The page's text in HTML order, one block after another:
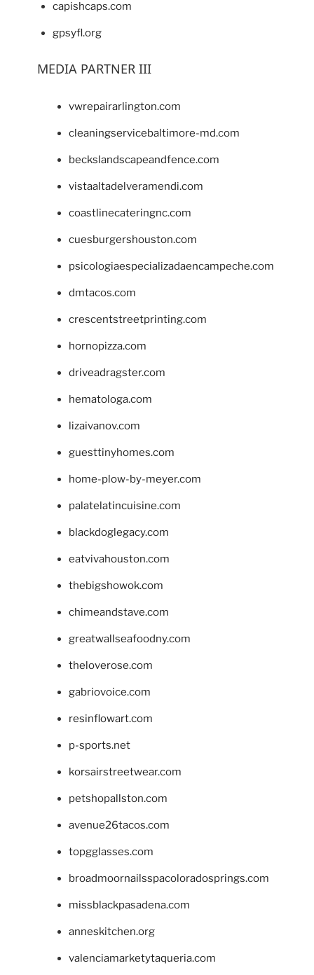
capishcaps.com
gpsyfl.org
MEDIA PARTNER III
vwrepairarlington.com
cleaningservicebaltimore-md.com
beckslandscapeandfence.com
vistaaltadelveramendi.com
coastlinecateringnc.com
cuesburgershouston.com
psicologiaespecializadaencampeche.com
dmtacos.com
crescentstreetprinting.com
hornopizza.com
driveadragster.com
hematologa.com
lizaivanov.com
guesttinyhomes.com
home-plow-by-meyer.com
palatelatincuisine.com
blackdoglegacy.com
eatvivahouston.com
thebigshowok.com
chimeandstave.com
greatwallseafoodny.com
theloverose.com
gabriovoice.com
resinflowart.com
p-sports.net
korsairstreetwear.com
petshopallston.com
avenue26tacos.com
topgglasses.com
broadmoornailsspacoloradosprings.com
missblackpasadena.com
anneskitchen.org
valenciamarketytaqueria.com